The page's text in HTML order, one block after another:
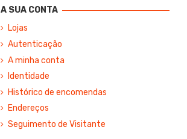
A SUA CONTA
Lojas
Autenticação
A minha conta
Identidade
Histórico de encomendas
Endereços
Seguimento de Visitante